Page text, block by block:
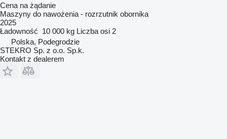
Cena na żądanie
Maszyny do nawożenia - rozrzutnik obornika
2025
Ładowność 10 000 kg Liczba osi 2
Polska, Podegrodzie
STEKRO Sp. z o.o. Sp.k.
Kontakt z dealerem